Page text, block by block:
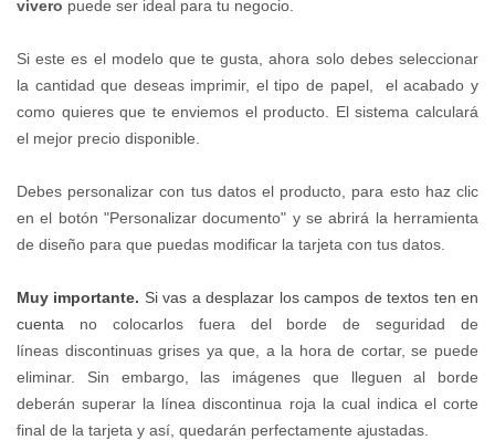
vivero puede ser ideal para tu negocio.
Si este es el modelo que te gusta, ahora solo debes seleccionar
la cantidad que deseas imprimir, el tipo de papel, el acabado y
como quieres que te enviemos el producto. El sistema calculará
el mejor precio disponible.
Debes personalizar con tus datos el producto, para esto haz clic
en el botón "Personalizar documento" y se abrirá la herramienta
de diseño para que puedas modificar la tarjeta con tus datos.
Muy importante. Si vas a desplazar los campos de textos ten en
cuenta no colocarlos fuera del borde de seguridad de
líneas discontinuasgrises ya que, a la hora de cortar, se puede
eliminar. Sin embargo, las imágenes que lleguen al borde
deberán superar la línea discontinua roja la cual indica el corte
final de la tarjeta y así, quedarán perfectamente ajustadas.